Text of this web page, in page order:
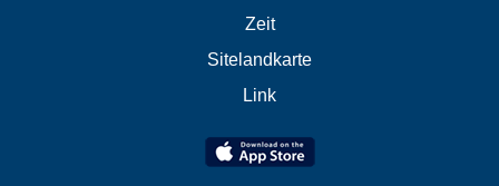
Zeit
Sitelandkarte
Link